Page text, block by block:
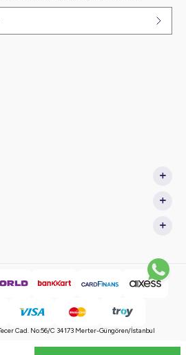
Cad. No:56/C 34173 Merter-Güngören/İstanbul